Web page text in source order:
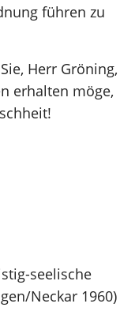
führen zu
Herr Gröning,
erhalten möge,
seelische
Neckar 1960)